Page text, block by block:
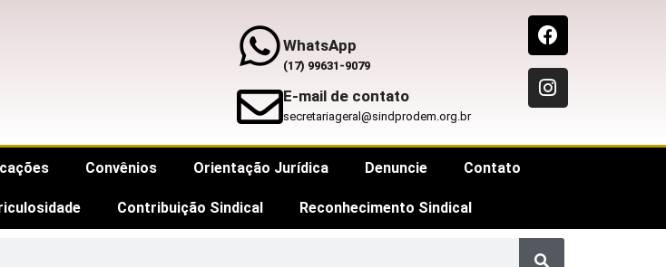
WhatsApp
(17) 99631-9079
E-mail de contato
secretariageral@sindprodem.org.br
Convênios Orientação Jurídica Denuncie Contato
Contribuição Sindical Reconhecimento Sindical